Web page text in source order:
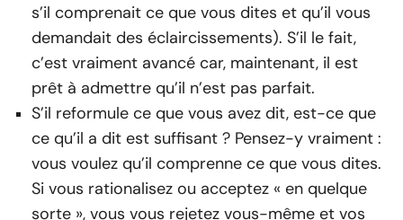
s’il comprenait ce que vous dites et qu’il vous
demandait des éclaircissements). S’il le fait,
c’est vraiment avancé car, maintenant, il est
prêt à admettre qu’il n’est pas parfait.
S’il reformule ce que vous avez dit, est-ce que
ce qu’il a dit est suffisant ? Pensez-y vraiment :
vous voulez qu’il comprenne ce que vous dites.
Si vous rationalisez ou acceptez « en quelque
sorte », vous vous rejetez vous-même et vos